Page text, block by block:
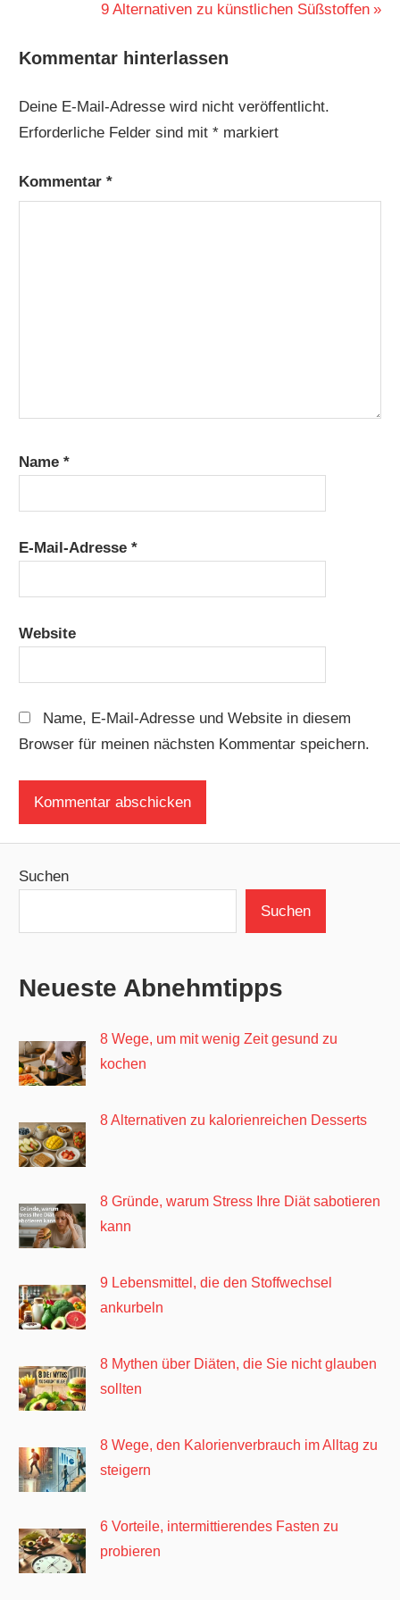
Nächster
9 Alternativen zu künstlichen Süßstoffen
Kommentar hinterlassen
Deine E-Mail-Adresse wird nicht veröffentlicht.
Erforderliche Felder sind mit* markiert
Kommentar*
Name*
E-Mail-Adresse*
Website
Name, E-Mail-Adresse und Website in diesem
Browser für meinen nächsten Kommentar speichern.
Suchen
Suchen
Neueste Abnehmtipps
8 Wege, um mit wenig Zeit gesund zu
kochen
8 Alternativen zu kalorienreichen Desserts
8 Gründe, warum Stress Ihre Diät sabotieren
kann
9 Lebensmittel, die den Stoffwechsel
ankurbeln
8 Mythen über Diäten, die Sie nicht glauben
sollten
8 Wege, den Kalorienverbrauch im Alltag zu
steigern
6 Vorteile, intermittierendes Fasten zu
probieren